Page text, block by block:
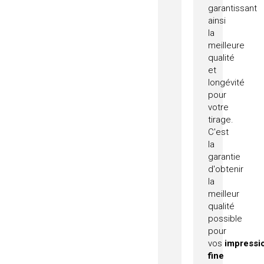
garantissant
ainsi
la
meilleure
qualité
et
longévité
pour
votre
tirage.
C'est
la
garantie
d'obtenir
la
meilleur
qualité
possible
pour
vos
fine